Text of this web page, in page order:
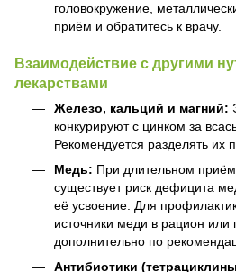
головокружение,
приём и обратитесь к врачу.
Взаимодействие с другими
лекарствами
Железо, кальций и магний:
конкурируют с цинком за
Рекомендуется разделять их
Медь: При длительном
существует риск дефицита
её усвоение. Для
источники меди в рацион или
дополнительно по
Антибиотики